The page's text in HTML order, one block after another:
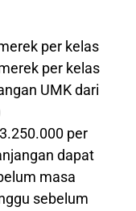
per kelas
per kelas
UMK dari
per
dapat
masa
sebelum